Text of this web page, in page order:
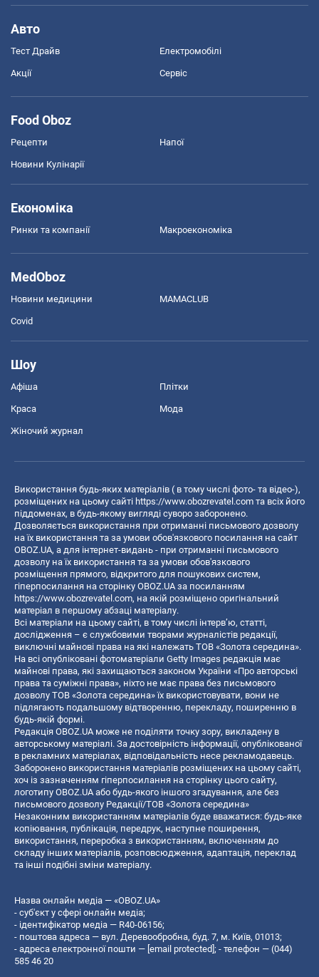
Авто
Тест Драйв Електромобілі
Акції Сервіс
Food Oboz
Рецепти Напої
Новини Кулінарії
Економіка
Ринки та компанії Макроекономіка
MedOboz
Новини медицини MAMACLUB
Covid
Шоу
Афіша Плітки
Краса Мода
Жіночий журнал
Використання будь-яких матеріалів ( в тому числі фото- та відео-),
розміщених на цьому сайті https://www.obozrevatel.com та всіх його
піддоменах, в будь-якому вигляді суворо заборонено.
Дозволяється використання при отриманні письмового дозволу
на їх використання та за умови обов'язкового посилання на сайт
OBOZ.UA, а для інтернет-видань - при отриманні письмового
дозволу на їх використання та за умови обов'язкового
розміщення прямого, відкритого для пошукових систем,
гіперпосилання на сторінку OBOZ.UA за посиланням
https://www.obozrevatel.com, на якій розміщено оригінальний
матеріал в першому абзаці матеріалу.
Всі матеріали на цьому сайті, в тому числі інтерв’ю, статті,
дослідження – є службовими творами журналістів редакції,
виключні майнові права на які належать ТОВ «Золота середина».
На всі опубліковані фотоматеріали Getty Images редакція має
майнові права, які захищаються законом України «Про авторські
права та суміжні права», ніхто не має права без письмового
дозволу ТОВ «Золота середина» їх використовувати, вони не
підлягають подальшому відтворенню, перекладу, поширенню в
будь-якій формі.
Редакція OBOZ.UA може не поділяти точку зору, викладену в
авторському матеріалі. За достовірність інформації, опублікованої
в рекламних матеріалах, відповідальність несе рекламодавець.
Заборонено використання матеріалів розміщених на цьому сайті,
хоч із зазначенням гіперпосилання на сторінку цього сайту,
логотипу OBOZ.UA або будь-якого іншого згадування, але без
письмового дозволу Редакції/ТОВ «Золота середина»
Незаконним використанням матеріалів буде вважатися: будь-яке
копiювання, публiкацiя, передрук, наступне поширення,
використання, переробка з використанням, включенням до
складу інших матеріалів, розповсюдження, адаптація, переклад
та інші подібні зміни матеріалу.
Назва онлайн медіа — «OBOZ.UA»
- суб'єкт у сфері онлайн медіа;
- ідентифікатор медіа — R40-06156;
- поштова адреса — вул. Деревообробна, буд. 7, м. Київ, 01013;
- адреса електронної пошти — [email protected]; - телефон — (044)
585 46 20